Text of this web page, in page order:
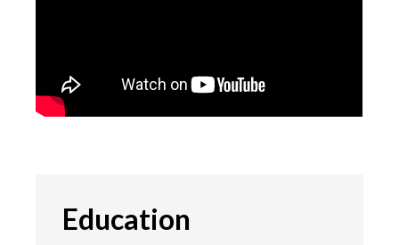
Education